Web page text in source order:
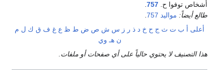
أشخاص توفوا ح. 757
طالع أيضاً: مواليد 757
أعلى أ ب ت ث ج ح خ د ذ ر ز س ش ص ض ط ظ ع غ ف ق ك ل م
ن هـ وي
هذا التصنيف لا يحتوي حالياً على أي صفحات أو ملفات.